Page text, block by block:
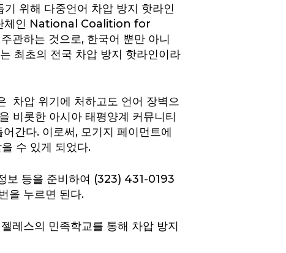
위해 다중언어 차압 방지 핫라인
단체인 National Coalition for
하는 것으로, 한국어 뿐만 아니
최초의 전국 차압 방지 핫라인이라
차압 위기에 처하고도 언어 장벽으
비롯한 아시아 태평양계 커뮤니티
간다. 이로써, 모기지 페이먼트에
수 있게 되었다.
보 등을 준비하여 (323) 431-0193
을 누르면 된다.
레스의 민족학교를 통해 차압 방지